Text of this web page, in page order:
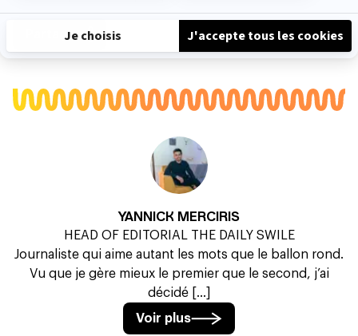
Partager
YANNICK MERCIRIS
HEAD OF EDITORIAL THE DAILY SWILE
Journaliste qui aime autant les mots que le ballon rond.
Vu que je gère mieux le premier que le second, j’ai
décidé [...]
Voir plus